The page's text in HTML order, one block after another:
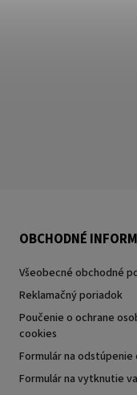
OBCHODNÉ
Všeobecné obchodné
Reklamačný poriadok
Poučenie o ochrane
cookies
Formulár na odstúpenie
Formulár na vytknutie